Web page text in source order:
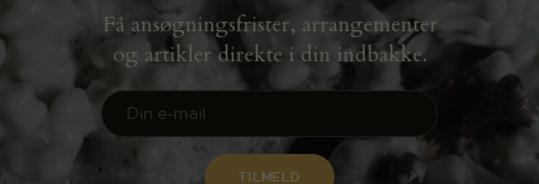
Få ansøgningsfrister, arrangementer
og artikler direkte i din indbakke.